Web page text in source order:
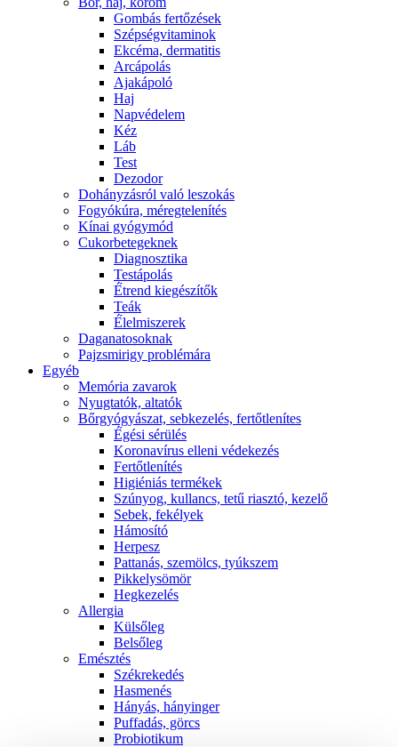
Gombás fertőzések
Szépségvitaminok
Ekcéma, dermatitis
Arcápolás
Ajakápoló
Haj
Napvédelem
Kéz
Láb
Test
Dezodor
Dohányzásról való leszokás
Fogyókúra, méregtelenítés
Kínai gyógymód
Cukorbetegeknek
Diagnosztika
Testápolás
É́trend kiegészítők
Teák
É́lelmiszerek
Daganatosoknak
Pajzsmirigy problémára
Egyéb
Memória zavarok
Nyugtatók, altatók
Bőrgyógyászat, sebkezelés, fertőtlenítes
É́gési sérülés
Koronavírus elleni védekezés
Fertőtlenítés
Higiéniás termékek
Szúnyog, kullancs, tetű riasztó, kezelő
Sebek, fekélyek
Hámosító
Herpesz
Pattanás, szemölcs, tyúkszem
Pikkelysömör
Hegkezelés
Allergia
Külsőleg
Belsőleg
Emésztés
Székrekedés
Hasmenés
Hányás, hányinger
Puffadás, görcs
Probiotikum